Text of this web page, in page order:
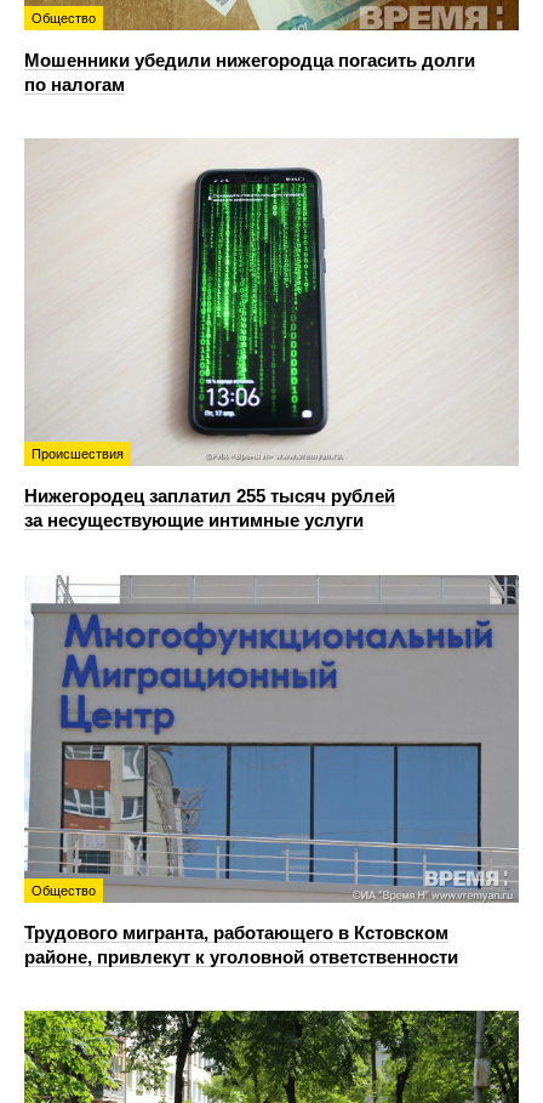
Общество
Мошенники убедили нижегородца погасить долги
по налогам
Происшествия
Нижегородец заплатил 255 тысяч рублей
за несуществующие интимные услуги
Общество
Трудового мигранта, работающего в Кстовском
районе, привлекут к уголовной ответственности